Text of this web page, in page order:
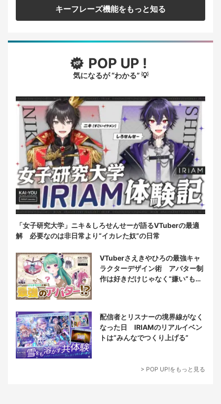
キーフレーズ機能をもっと知る
POP UP !
気になるが “わかる” 💡
「女子研究大学」ニキ＆しろせんせーが語るVTuberの最適
解 必要なのは非日常より“イカレた奴”の日常
VTuberさえきやひろの最強キャ
ラクターデザイン術 アバター制
作は好きだけじゃなく“嫌い”もブ
配信者とリスナーの境界線がなく
なった日 IRIAMのリアルイベン
トは“みんなでつくり上げる”
> POP UP!をもっと見る